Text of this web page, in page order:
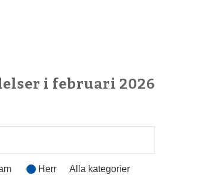
i februari 2026
Herr Alla kategorier